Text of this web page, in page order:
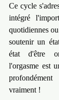
Ce cycle
intégré
quotidiennes
soutenir un
état d'être
l'orgasme est
vraiment !